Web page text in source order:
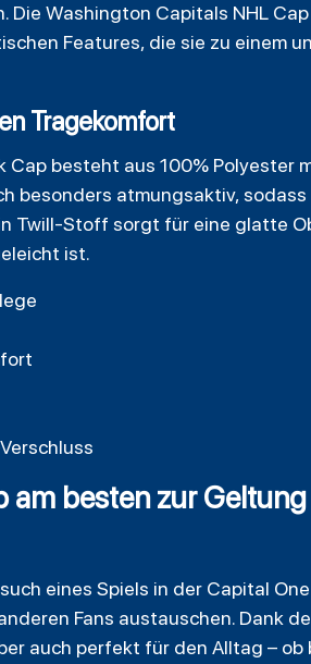
Die Washington Capitals NHL Cap
Features, die sie zu einem
Tragekomfort
besteht aus 100% Polyester
besonders atmungsaktiv, sodass
Twill-Stoff sorgt für eine glatte
ist.
am besten zur
eines Spiels in der Capital
Fans austauschen. Dank
auch perfekt für den Alltag – ob